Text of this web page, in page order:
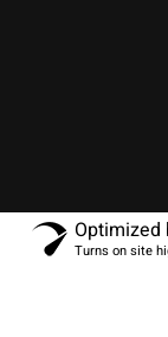
Optimized
Turns on site